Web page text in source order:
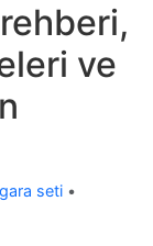
ve
seti •